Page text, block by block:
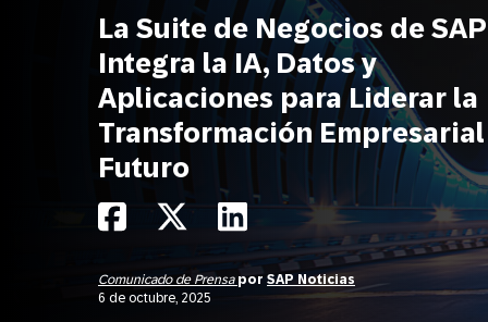
La Suite de Negocios de SAP
Integra la IA, Datos y
Aplicaciones para Liderar la
Transformación
Futuro
Comunicado de Prensa por SAP Noticias
6 de octubre, 2025